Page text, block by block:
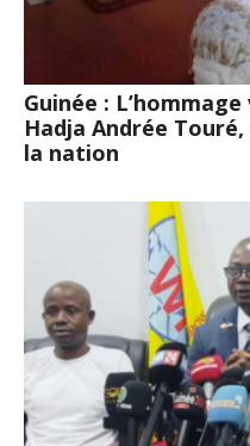
Guinée :
Hadja Andrée
la nation